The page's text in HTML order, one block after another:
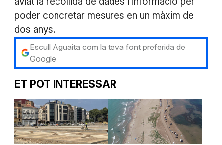
poder concretar mesures en un màxim de
dos anys.
Escull Aguaita com la teva font preferida de
Google
ET POT INTERESSAR